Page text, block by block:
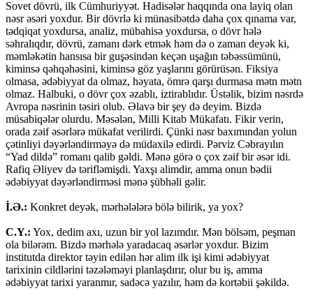
Sovet dövrü, ilk Cümhuriyyət. Hadisələr haqqında ona layiq olan
nəsr əsəri yoxdur. Bir dövrlə ki münasibətdə daha çox qınama var,
tədqiqat yoxdursa, analiz, mübahisə yoxdursa, o dövr hələ
səhralıqdır, dövrü, zamanı dərk etmək həm də o zaman deyək ki,
məmləkətin hansısa bir guşəsindən keçən uşağın təbəssümünü,
kiminsə qəhqəhəsini, kiminsə göz yaşlarını görürüsən. Fiksiya
olmasa, ədəbiyyat da olmaz, həyata, ömrə qarşı durmasa mətn mətn
olmaz. Halbuki, o dövr çox əzablı, iztirablıdır. Üstəlik, bizim nəsrdə
Avropa nəsrinin təsiri olub. Əlavə bir şey də deyim. Bizdə
müsabiqələr olurdu. Məsələn, Milli Kitab Mükafatı. Fikir verin,
orada zəif əsərlərə mükafat verilirdi. Çünki nəsr baxımından yolun
çətinliyi dəyərləndirməyə də müdaxilə edirdi. Pərviz Cəbrayılın
“Yad dildə” romanı qalib gəldi. Mənə görə o çox zəif bir əsər idi.
Rafiq Əliyev də tərifləmişdi. Yaxşı alimdir, amma onun bədii
ədəbiyyat dəyərləndirməsi mənə şübhəli gəlir.
İ.Ə.: Konkret deyək, mərhələlərə bölə bilirik, ya yox?
C.Y.: Yox, dedim axı, uzun bir yol lazımdır. Mən bölsəm, peşman
ola bilərəm. Bizdə mərhələ yaradacaq əsərlər yoxdur. Bizim
institutda direktor təyin edilən hər alim ilk işi kimi ədəbiyyat
tarixinin cildlərini təzələməyi planlaşdırır, olur bu iş, amma
ədəbiyyat tarixi yaranmır, sadəcə yazılır, həm də kortəbii şəkildə.